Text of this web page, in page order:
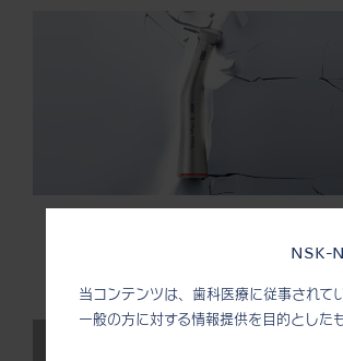
NSK-
当コンテンツは、歯科医療に従事されて
一般の方に対する情報提供を目的とした